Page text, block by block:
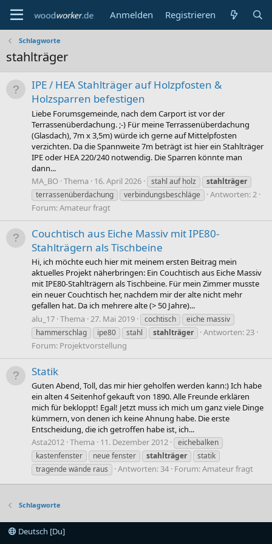
Anmelden Registrieren
Schlagworte
stahlträger
IPE / HEA Stahlträger auf Holzpfosten &
Holzsparren befestigen
Liebe Forumsgemeinde, nach dem Carport ist vor der
Terrassenüberdachung. ;-) Für meine Terrassenüberdachung
(Glasdach), 7m x 3,5m) würde ich gerne auf Mittelpfosten
verzichten. Da die Spannweite 7m beträgt ist hier ein Stahlträger
IPE oder HEA 220/240 notwendig. Die Sparren könnte man
dann...
MA_BO Thema 16. April 2026 stahl auf holz
stahlträger
terrassenüberdachung
verbindungsbeschläge
Antworten: 2
Forum:Amateur fragt
Couchtisch aus Eiche Massiv mit IPE80-
Stahlträgern als Tischbeine
Hi, ich möchte euch hier mit meinem ersten Beitrag mein
aktuelles Projekt näherbringen: Ein Couchtisch aus Eiche Massiv
mit IPE80-Stahlträgern als Tischbeine. Für mein Zimmer musste
ein neuer Couchtisch her, nachdem mir der alte nicht mehr
gefallen hat. Da ich mehrere alte (> 50 Jahre)...
alu_17 Thema 27. Mai 2019 cochtisch
eiche massiv
hammerschlag
ipe80 stahl stahlträger
Antworten: 23
Forum: Projektvorstellung
Statik
Guten Abend, Toll, das mir hier geholfen werden kann:) Ich habe
ein alten 4 Seitenhof gekauft von 1890. Alle Freunde erklären
mich für bekloppt! Egal! Jetzt muss ich mich um ganz viele Dinge
kümmern, von denen ich keine Ahnung habe. Die erste
Entscheidung, die ich getroffen habe ist, ich...
Asta2012 Thema 11. Dezember 2012
eichebalken
kastenfenster
neue fenster stahlträger
statik
tragende wände raus
Antworten: 34 Forum:Amateur fragt
Schlagworte
Deutsch [Du]